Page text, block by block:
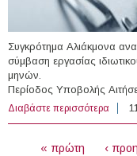
Συγκρότημα Αλιάκμονα
σύμβαση εργασίας
μηνών.
Περίοδος Υποβολής
Διαβάστε περισσότερα για
« πρώτη ‹